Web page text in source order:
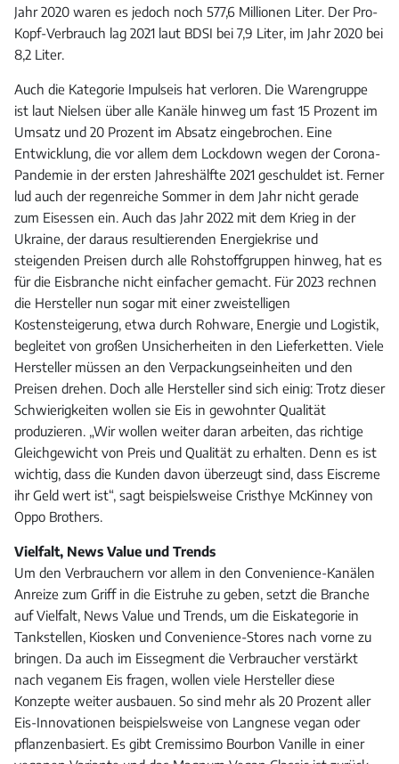
Jahr 2020 waren es jedoch noch 577,6 Millionen Liter. Der Pro-
Kopf-Verbrauch lag 2021 laut BDSI bei 7,9 Liter, im Jahr 2020 bei
8,2 Liter.
Auch die Kategorie Impulseis hat verloren. Die Warengruppe
ist laut Nielsen über alle Kanäle hinweg um fast 15 Prozent im
Umsatz und 20 Prozent im Absatz eingebrochen. Eine
Entwicklung, die vor allem dem Lockdown wegen der Corona-
Pandemie in der ersten Jahreshälfte 2021 geschuldet ist. Ferner
lud auch der regenreiche Sommer in dem Jahr nicht gerade
zum Eisessen ein. Auch das Jahr 2022 mit dem Krieg in der
Ukraine, der daraus resultierenden Energiekrise und
steigenden Preisen durch alle Rohstoffgruppen hinweg, hat es
für die Eisbranche nicht einfacher gemacht. Für 2023 rechnen
die Hersteller nun sogar mit einer zweistelligen
Kostensteigerung, etwa durch Rohware, Energie und Logistik,
begleitet von großen Unsicherheiten in den Lieferketten. Viele
Hersteller müssen an den Verpackungseinheiten und den
Preisen drehen. Doch alle Hersteller sind sich einig: Trotz dieser
Schwierigkeiten wollen sie Eis in gewohnter Qualität
produzieren. „Wir wollen weiter daran arbeiten, das richtige
Gleichgewicht von Preis und Qualität zu erhalten. Denn es ist
wichtig, dass die Kunden davon überzeugt sind, dass Eiscreme
ihr Geld wert ist“, sagt beispielsweise Cristhye McKinney von
Oppo Brothers.
Vielfalt, News Value und Trends
Um den Verbrauchern vor allem in den Convenience-Kanälen
Anreize zum Griff in die Eistruhe zu geben, setzt die Branche
auf Vielfalt, News Value und Trends, um die Eiskategorie in
Tankstellen, Kiosken und Convenience-Stores nach vorne zu
bringen. Da auch im Eissegment die Verbraucher verstärkt
nach veganem Eis fragen, wollen viele Hersteller diese
Konzepte weiter ausbauen. So sind mehr als 20 Prozent aller
Eis-Innovationen beispielsweise von Langnese vegan oder
pflanzenbasiert. Es gibt Cremissimo Bourbon Vanille in einer